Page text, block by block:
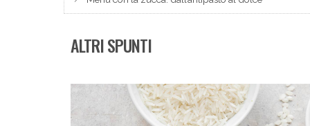
ALTRI SPUNTI